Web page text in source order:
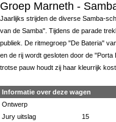
Groep Marneth -
Jaarlijks strijden de diverse Samba-
van de Samba". Tijdens de parade
publiek. De ritmegroep "De Bateria"
en de rij wordt gesloten door de
trotse pauw houdt zij haar kleurrijk
Informatie over deze wagen
Ontwerp
Jury uitslag
15